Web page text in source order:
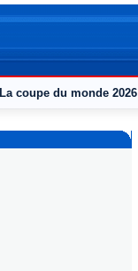
La coupe du monde 2026